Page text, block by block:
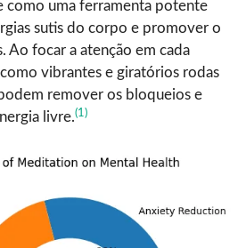
como uma ferramenta potente
sutis do corpo e promover o
Ao focar a atenção em cada
vibrantes e giratórios rodas
remover os bloqueios e
livre.(1)